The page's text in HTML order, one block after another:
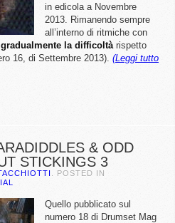
in edicola a Novembre
2013. Rimanendo sempre
all’interno di ritmiche con
la difficoltàrispetto
16, di Settembre 2013). (Leggi tutto
& ODD
STICKINGS 3
. POSTED IN
Quello pubblicato sul
numero 18 di Drumset Mag